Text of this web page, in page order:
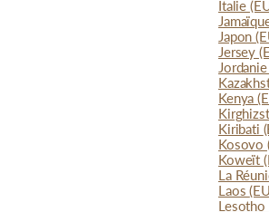
Italie
Japon
Jersey
Jordanie
Kenya
Kiribati
Kosovo
Koweït
La
Laos
Lesotho